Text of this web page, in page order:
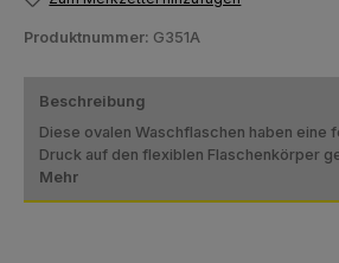
Produktnummer: G351A
Beschreibung
Diese ovalen Waschflaschen haben eine
Druck auf den flexiblen Flaschenkörper
Mehr